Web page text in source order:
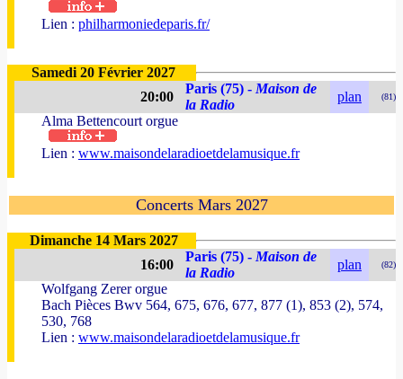
Lien : philharmoniedeparis.fr/
Samedi 20 Février 2027
20:00
Paris (75) - Maison de
la Radio
plan (81)
Alma Bettencourt orgue
Lien : www.maisondelaradioetdelamusique.fr
Concerts Mars 2027
Dimanche 14 Mars 2027
16:00
Paris (75) - Maison de
la Radio
plan (82)
Wolfgang Zerer orgue
Bach Pièces Bwv 564, 675, 676, 677, 877 (1), 853 (2), 574,
530, 768
Lien : www.maisondelaradioetdelamusique.fr